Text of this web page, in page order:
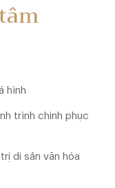
hình
trình chinh phục
di sản văn hóa